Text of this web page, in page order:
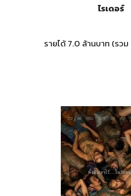
ไรเดอร์
รายได้ 7.0 ล้านบาท (รวม